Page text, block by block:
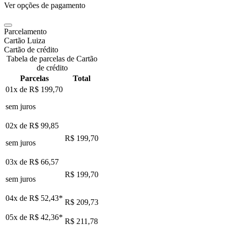
Ver opções de pagamento
Parcelamento
Cartão Luiza
Cartão de crédito
Tabela de parcelas de Cartão
de crédito
Parcelas
Total
01x de R$ 199,70
sem juros
02x de R$ 99,85
sem juros
R$ 199,70
03x de R$ 66,57
sem juros
R$ 199,70
04x de R$ 52,43* R$ 209,73
05x de R$ 42,36* R$ 211,78